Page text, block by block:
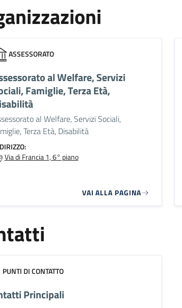
ASSESSORATO
al Welfare, Servizi
Famiglie, Terza Età,
al Welfare, Servizi Sociali,
Terza Età, Disabilità
Via di Francia 1, 6° piano
VAI ALLA PAGINA
PUNTI DI CONTATTO
Principali